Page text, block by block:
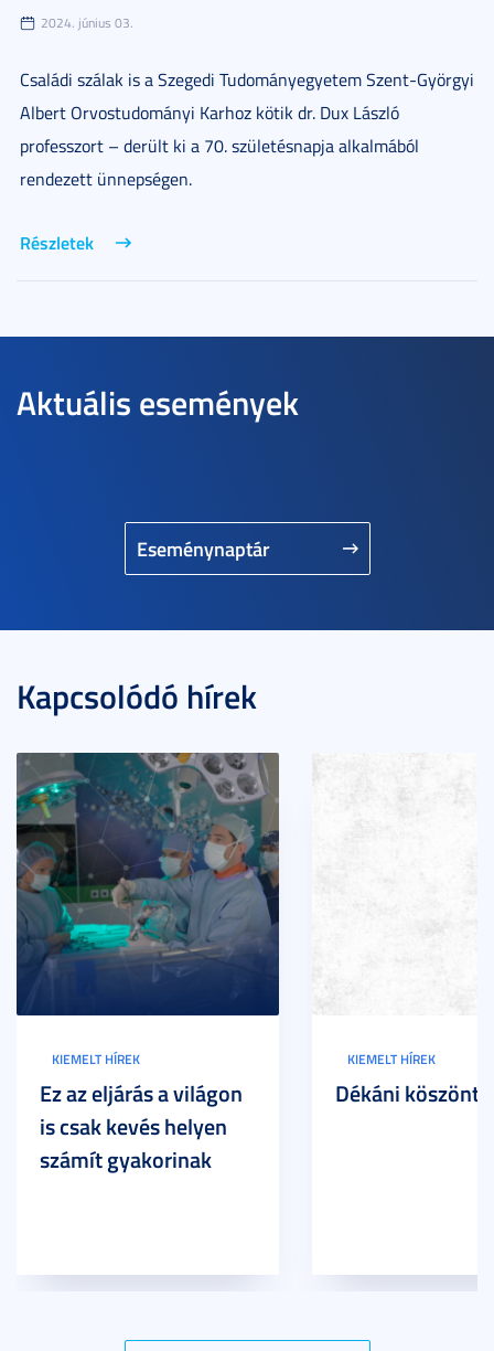
2024. június 03.
Családi szálak is a Szegedi Tudományegyetem Szent-Györgyi
Albert Orvostudományi Karhoz kötik dr. Dux László
professzort – derült ki a 70. születésnapja alkalmából
rendezett ünnepségen.
Részletek
Aktuális események
Eseménynaptár
Kapcsolódó hírek
KIEMELT HÍREK
Ez az eljárás a világon
is csak kevés helyen
számít gyakorinak
KIEMELT HÍREK
Dékáni köszöntő